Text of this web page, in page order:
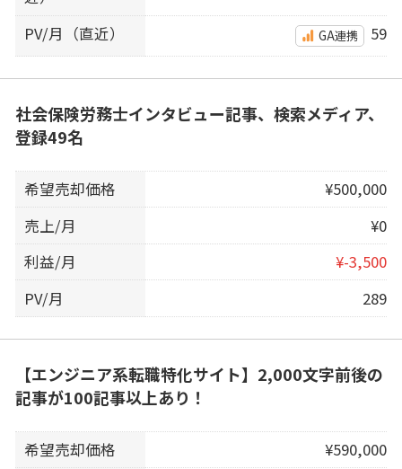
PV/月（直近） GA連携 59
社会保険労務士インタビュー記事、検索メディア、
登録49名
希望売却価格
¥500,000
売上/月
¥0
利益/月
¥-3,500
PV/月
289
【エンジニア系転職特化サイト】2,000文字前後の
記事が100記事以上あり！
希望売却価格
¥590,000